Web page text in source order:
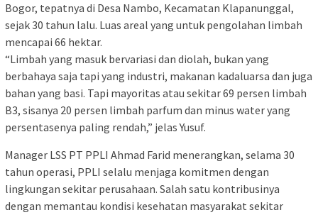
Bogor, tepatnya di Desa Nambo, Kecamatan Klapanunggal,
sejak 30 tahun lalu. Luas areal yang untuk pengolahan limbah
mencapai 66 hektar.
“Limbah yang masuk bervariasi dan diolah, bukan yang
berbahaya saja tapi yang industri, makanan kadaluarsa dan juga
bahan yang basi. Tapi mayoritas atau sekitar 69 persen limbah
B3, sisanya 20 persen limbah parfum dan minus water yang
persentasenya paling rendah,” jelas Yusuf.
Manager LSS PT PPLI Ahmad Farid menerangkan, selama 30
tahun operasi, PPLI selalu menjaga komitmen dengan
lingkungan sekitar perusahaan. Salah satu kontribusinya
dengan memantau kondisi kesehatan masyarakat sekitar